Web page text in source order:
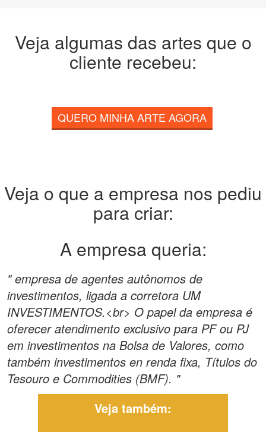
Veja algumas das artes que o
cliente recebeu:
QUERO MINHA ARTE AGORA
Veja o que a empresa nos pediu
para criar:
A empresa queria:
" empresa de agentes autônomos de
investimentos, ligada a corretora UM
INVESTIMENTOS.<br> O papel da empresa é
oferecer atendimento exclusivo para PF ou PJ
em investimentos na Bolsa de Valores, como
também investimentos en renda fixa, Títulos do
Tesouro e Commodities (BMF). "
Veja também: